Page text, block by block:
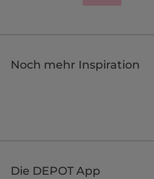
Noch mehr Inspiration
Die DEPOT App